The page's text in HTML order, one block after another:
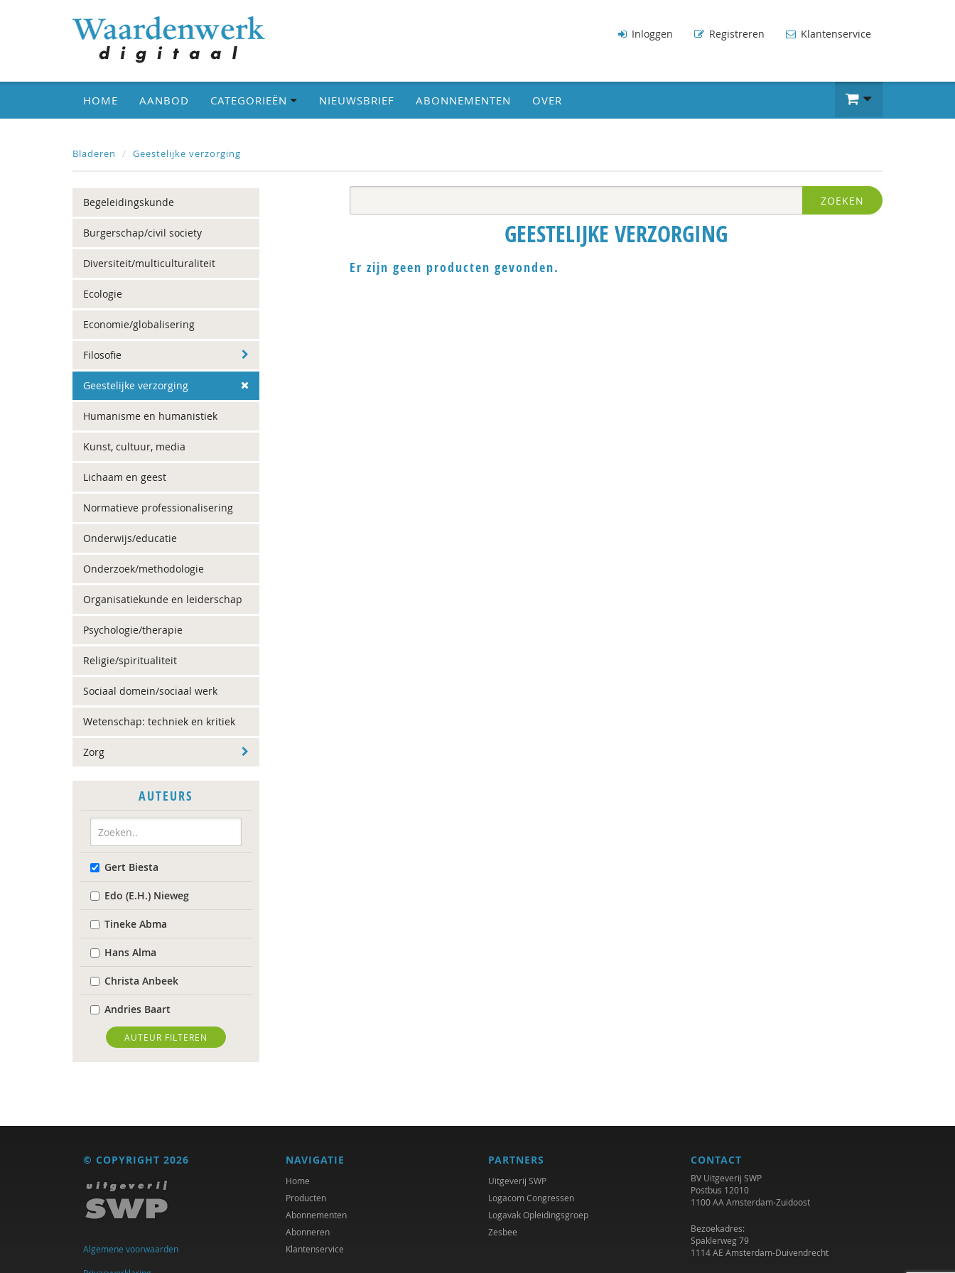
Inloggen Registreren Klantenservice
HOME AANBOD CATEGORIEËN NIEUWSBRIEF ABONNEMENTEN OVER
Bladeren Geestelijke verzorging
Begeleidingskunde
Burgerschap/civil society
Diversiteit/multiculturaliteit
Ecologie
Economie/globalisering
Filosofie
Geestelijke verzorging
Humanisme en humanistiek
Kunst, cultuur, media
Lichaam en geest
Normatieve professionalisering
Onderwijs/educatie
Onderzoek/methodologie
Organisatiekunde en leiderschap
Psychologie/therapie
Religie/spiritualiteit
Sociaal domein/sociaal werk
Wetenschap: techniek en kritiek
Zorg
AUTEURS
Gert Biesta
Edo (E.H.) Nieweg
Tineke Abma
Hans Alma
Christa Anbeek
Andries Baart
Deirdre Beneken genaamd
Kolmer
Gustaaf Bos
Jules Brabers
Richard Brons
Suzan Brukx
AUTEUR FILTEREN
ZOEKEN
GEESTELIJKE VERZORGING
Er zijn geen producten gevonden.
© COPYRIGHT 2026
Algemene voorwaarden
NAVIGATIE
Home
Producten
Abonnementen
Abonneren
Klantenservice
PARTNERS
Uitgeverij SWP
Logacom Congressen
Logavak Opleidingsgroep
Zesbee
CONTACT
BV Uitgeverij SWP
Postbus 12010
1100 AA Amsterdam-Zuidoost
Bezoekadres:
Spaklerweg 79
1114 AE Amsterdam-Duivendrecht